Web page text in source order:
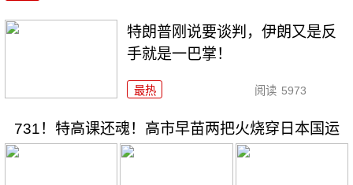
特朗普刚说要谈判，伊朗又是反
手就是一巴掌！
最热 阅读 5973
731！特高课还魂！高市早苗两把火烧穿日本国运